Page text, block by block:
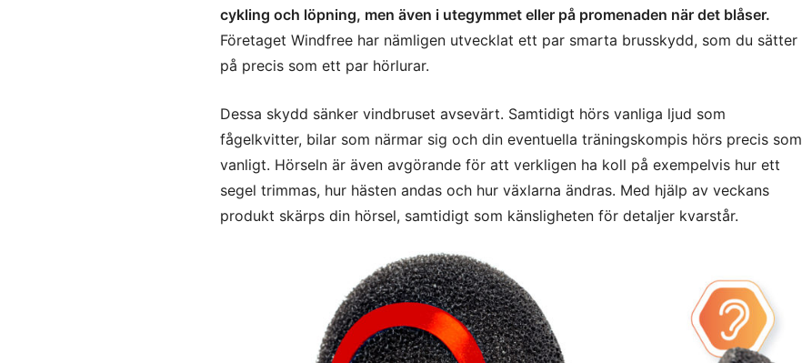
cykling och löpning, men även i utegymmet eller på promenaden när det blåser.
Företaget Windfree har nämligen utvecklat ett par smarta brusskydd, som du sätter
på precis som ett par hörlurar.
Dessa skydd sänker vindbruset avsevärt. Samtidigt hörs vanliga ljud som
fågelkvitter, bilar som närmar sig och din eventuella träningskompis hörs precis som
vanligt. Hörseln är även avgörande för att verkligen ha koll på exempelvis hur ett
segel trimmas, hur hästen andas och hur växlarna ändras. Med hjälp av veckans
produkt skärps din hörsel, samtidigt som känsligheten för detaljer kvarstår.